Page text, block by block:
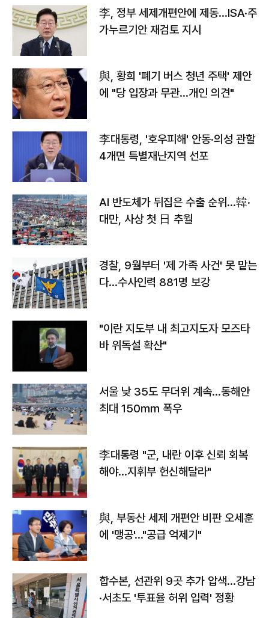
李, 정부 세제개편안에 제동…ISA·주
가누르기안 재검토 지시
與, 황희 '폐기 버스 청년 주택' 제안
에 "당 입장과 무관…개인 의견"
李대통령, '호우피해' 안동·의성 관할
4개면 특별재난지역 선포
AI 반도체가 뒤집은 수출 순위…韓·
대만, 사상 첫 日 추월
경찰, 9월부터 '제 가족 사건' 못 맡는
다…수사인력 881명 보강
"이란 지도부 내 최고지도자 모즈타
바 위독설 확산"
서울 낮 35도 무더위 계속…동해안
최대 150㎜ 폭우
李대통령 "군, 내란 이후 신뢰 회복
해야…지휘부 헌신해달라"
與, 부동산 세제 개편안 비판 오세훈
에 '맹공'…"공급 억제기"
합수본, 선관위 9곳 추가 압색…강남
·서초도 '투표율 허위 입력' 정황